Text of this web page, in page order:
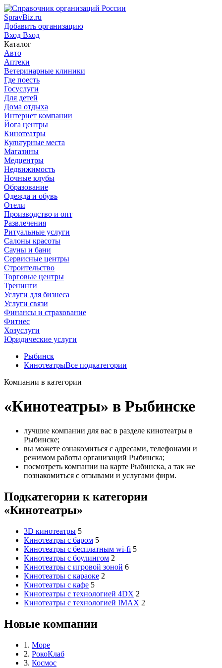
SpravBiz.ru
Добавить организацию
Вход Вход
Каталог
Авто
Аптеки
Ветеринарные клиники
Где поесть
Госуслуги
Для детей
Дома отдыха
Интернет компании
Йога центры
Кинотеатры
Культурные места
Магазины
Медцентры
Недвижимость
Ночные клубы
Образование
Одежда и обувь
Отели
Производство и опт
Развлечения
Ритуальные услуги
Салоны красоты
Сауны и бани
Сервисные центры
Строительство
Торговые центры
Тренинги
Услуги для бизнеса
Услуги связи
Финансы и страхование
Фитнес
Хозуслуги
Юридические услуги
Рыбинск
КинотеатрыВсе подкатегории
Компании в категории
«Кинотеатры» в Рыбинске
лучшие компании для вас в разделе кинотеатры в
Рыбинске;
вы можете ознакомиться с адресами, телефонами и
режимом работы организаций Рыбинска;
посмотреть компании на карте Рыбинска, а так же
познакомиться с отзывами и услугами фирм.
Подкатегории к категории
«Кинотеатры»
3D кинотеатры 5
Кинотеатры с баром 5
Кинотеатры с бесплатным wi-fi 5
Кинотеатры с боулингом 2
Кинотеатры с игровой зоной 6
Кинотеатры с караоке 2
Кинотеатры с кафе 5
Кинотеатры с технологией 4DX 2
Кинотеатры с технологией IMAX 2
Новые компании
1. Море
2. РокоКлаб
3. Космос